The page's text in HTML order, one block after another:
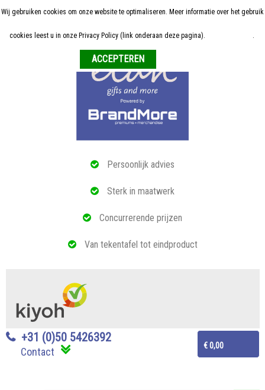
Persoonlijk advies
Sterk in maatwerk
Concurrerende prijzen
Van tekentafel tot eindproduct
€ 0,00
+31 (0)50 5426392
Contact
Home
ALLE RELATIEGESCHENKEN
Wij gebruiken cookies om onze website te optimaliseren. Meer informatie over het gebruik
cookies leest u in onze Privacy Policy (link onderaan deze pagina). .